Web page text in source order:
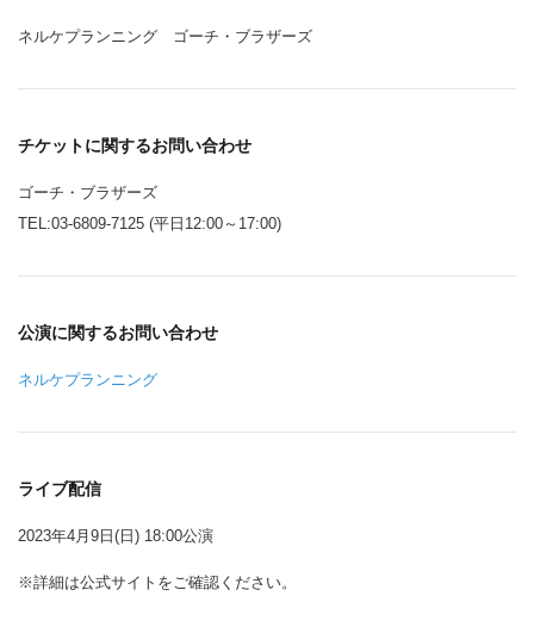
ネルケプランニング ゴーチ・ブラザーズ
チケットに関するお問い合わせ
ゴーチ・ブラザーズ
TEL:03-6809-7125 (平日12:00～17:00)
公演に関するお問い合わせ
ネルケプランニング
ライブ配信
2023年4月9日(日) 18:00公演
※詳細は公式サイトをご確認ください。